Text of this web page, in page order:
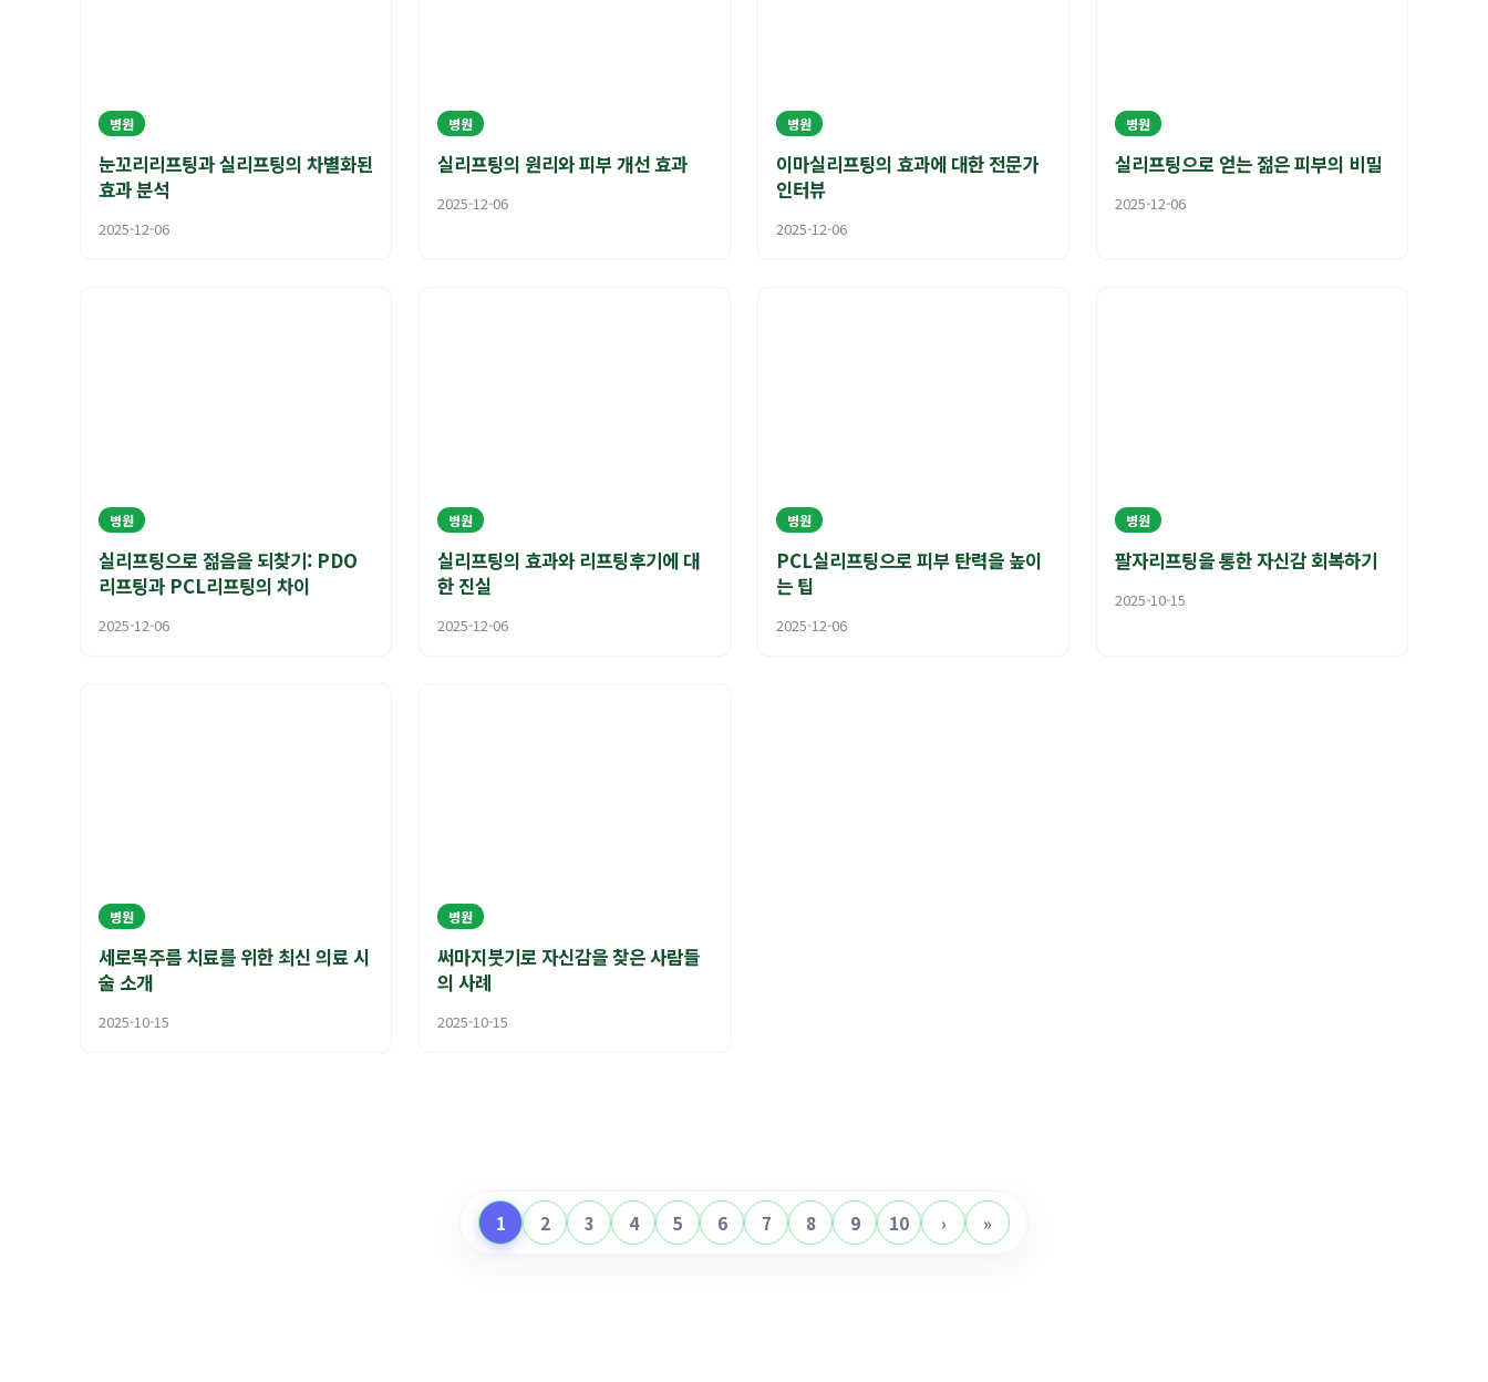
병원
눈꼬리리프팅과 실리프팅의 차별화된
효과 분석
2025-12-06
병원
실리프팅의 원리와 피부 개선 효과
2025-12-06
병원
이마실리프팅의 효과에 대한 전문가
인터뷰
2025-12-06
병원
실리프팅으로 얻는 젊은 피부의 비밀
2025-12-06
병원
실리프팅으로 젊음을 되찾기: PDO
리프팅과 PCL리프팅의 차이
2025-12-06
병원
실리프팅의 효과와 리프팅후기에 대
한 진실
2025-12-06
병원
PCL실리프팅으로 피부 탄력을 높이
는 팁
2025-12-06
병원
팔자리프팅을 통한 자신감 회복하기
2025-10-15
병원
세로목주름 치료를 위한 최신 의료 시
술 소개
2025-10-15
병원
써마지붓기로 자신감을 찾은 사람들
의 사례
2025-10-15
1 2 3 4 5 6 7 8 9 10 › »